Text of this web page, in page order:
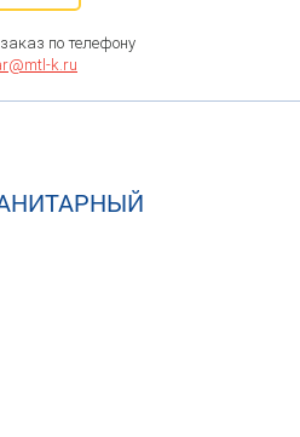
по телефону
k.ru